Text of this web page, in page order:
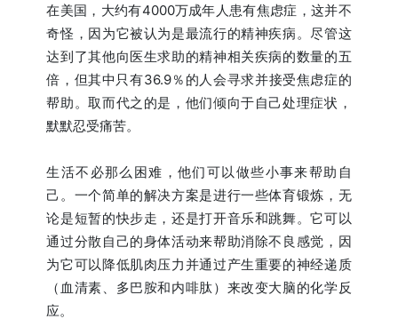
在美国，大约有4000万成年人患有焦虑症，这并不
奇怪，因为它被认为是最流行的精神疾病。尽管这
达到了其他向医生求助的精神相关疾病的数量的五
倍，但其中只有36.9％的人会寻求并接受焦虑症的
帮助。取而代之的是，他们倾向于自己处理症状，
默默忍受痛苦。
生活不必那么困难，他们可以做些小事来帮助自
己。一个简单的解决方案是进行一些体育锻炼，无
论是短暂的快步走，还是打开音乐和跳舞。它可以
通过分散自己的身体活动来帮助消除不良感觉，因
为它可以降低肌肉压力并通过产生重要的神经递质
（血清素、多巴胺和内啡肽）来改变大脑的化学反
应。